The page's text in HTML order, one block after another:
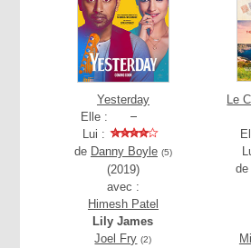
Yesterday
Elle :
Lui :
de Danny Boyle (5)
(2019)
avec :
Himesh Patel
Lily James
Joel Fry (2)
Le
de